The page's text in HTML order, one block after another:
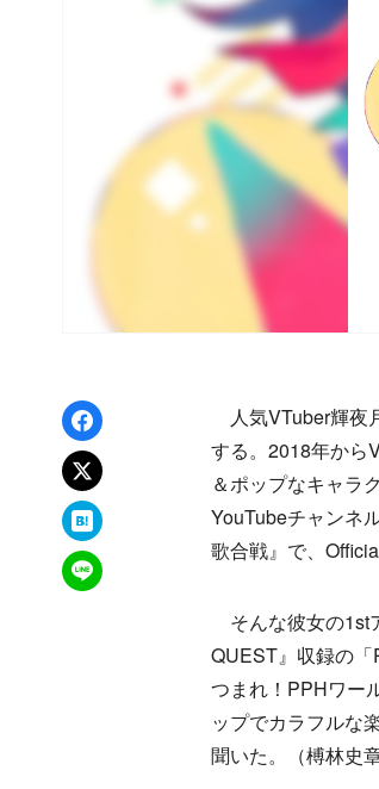
Facebookでシェア
xでポスト
はてなブックマーク
LINEで送る
人気VTuber輝夜
する。2018年から
＆ポップなキャラ
YouTubeチャンネ
歌合戦』で、
そんな彼女の1st
QUEST』収録の
つまれ！PPHワー
ップでカラフルな
聞いた。（榑林史